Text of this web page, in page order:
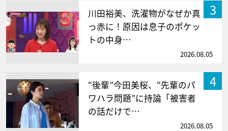
3
川田裕美、洗濯物がなぜか真
っ赤に！原因は息子のポケッ
トの中身…
2026.08.05
4
“後輩”今田美桜、“先輩のパ
ワハラ問題”に持論「被害者
の話だけで…
2026.08.05